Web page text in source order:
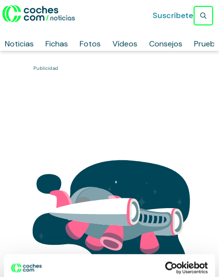
Noticias Fichas Fotos Vídeos Consejos
Suscríbete
Publicidad